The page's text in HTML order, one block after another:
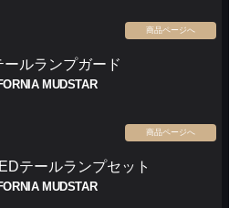
商品ページへ
ールランプガード
MUDSTAR
商品ページへ
テールランプセット
MUDSTAR